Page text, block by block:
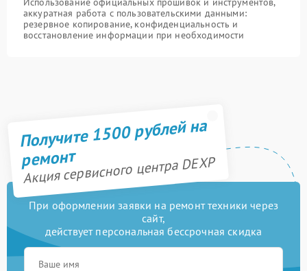
аккуратная работа с пользовательскими данными:
резервное копирование, конфиденциальность и
восстановление информации при необходимости
Получите 1500 рублей на
ремонт
Акция сервисного центра DEXP
При оформлении заявки на ремонт техники через
сайт,
действует персональная бессрочная скидка